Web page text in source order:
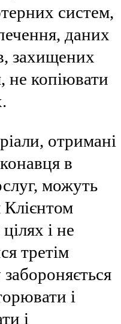
систем,
даних
захищених
не копіювати
отримані
в
можуть
Клієнтом
і не
третім
і
і